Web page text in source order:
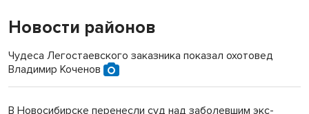
Новости районов
Чудеса Легостаевского заказника показал охотовед
Владимир Коченов
В Новосибирске перенесли суд над заболевшим экс-